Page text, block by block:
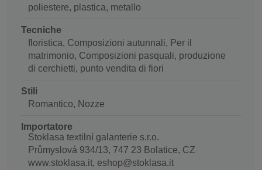
poliestere, plastica, metallo
Tecniche
floristica, Composizioni autunnali, Per il
matrimonio, Composizioni pasquali, produzione
di cerchietti, punto vendita di fiori
Stili
Romantico, Nozze
Importatore
Stoklasa textilní galanterie s.r.o.
Průmyslová 934/13, 747 23 Bolatice, CZ
www.stoklasa.it, eshop@stoklasa.it